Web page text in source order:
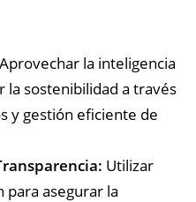
Aprovechar la inteligencia
sostenibilidad a través
y gestión eficiente de
Utilizar
para asegurar la